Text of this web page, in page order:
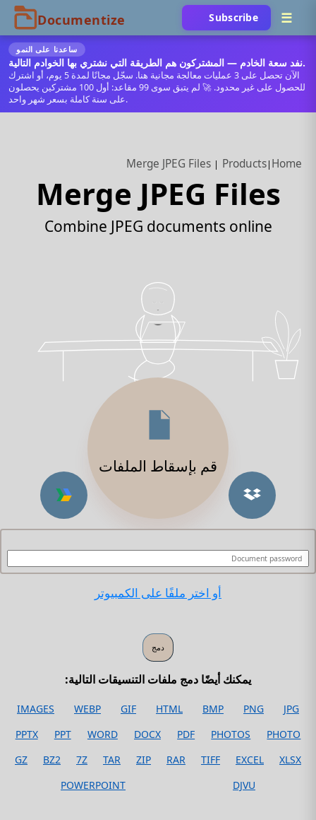
Subscribe
ساعدنا على النمو
نفد سعة الخادم — المشتركون هم الطريقة التي نشتري بها الخوادم التالية.
الآن تحصل على 3 عمليات معالجة مجانية هنا. سجّل مجانًا لمدة 5 يوم، أو اشترك
للحصول على غير محدود. 🚀 لم يتبق سوى 99 مقاعد: أول 100 مشتركين يحصلون
على سنة كاملة بسعر شهر واحد.
Home
Products
Merge JPEG Files
Merge JPEG Files
Combine JPEG documents online
قم بإسقاط الملفات
أو اختر ملفًا على الكمبيوتر
يمكنك أيضًا دمج ملفات التنسيقات التالية:
JPG
PNG
BMP
HTML
GIF
WEBP
IMAGES
PHOTO
PHOTOS
PDF
DOCX
WORD
PPT
PPTX
XLSX
EXCEL
TIFF
RAR
ZIP
TAR
7Z
BZ2
GZ
DJVU
POWERPOINT